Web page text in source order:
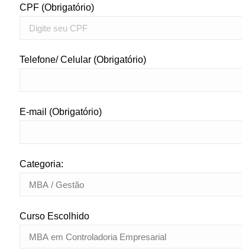
CPF (Obrigatório)
Telefone/ Celular (Obrigatório)
E-mail (Obrigatório)
Categoria:
Curso Escolhido